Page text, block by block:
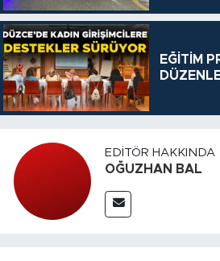
EĞİTİM
EDITÖR HAKKINDA
OĞUZHAN BAL